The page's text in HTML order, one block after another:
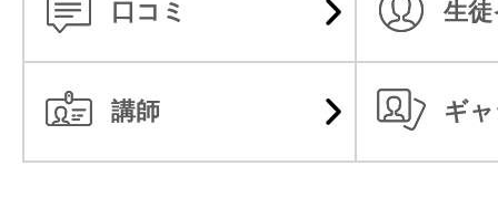
口コミ 生
講師 ギ